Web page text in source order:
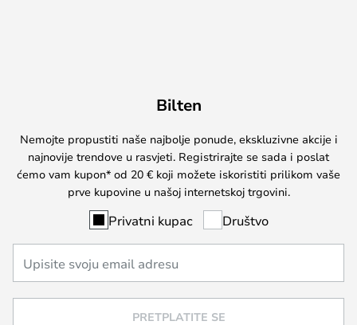
Bilten
Nemojte propustiti naše najbolje ponude, ekskluzivne akcije i
najnovije trendove u rasvjeti. Registrirajte se sada i poslat
ćemo vam kupon* od 20 € koji možete iskoristiti prilikom vaše
prve kupovine u našoj internetskoj trgovini.
Privatni kupac Društvo
PRETPLATITE SE